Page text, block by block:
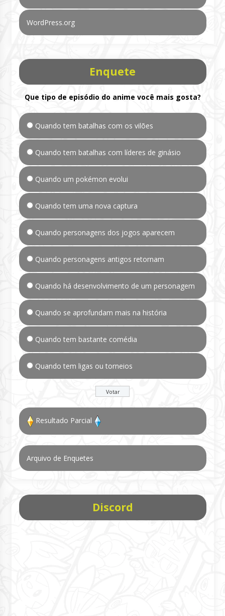
WordPress.org
Enquete
Que tipo de episódio do anime você mais gosta?
Quando tem batalhas com os vilões
Quando tem batalhas com líderes de ginásio
Quando um pokémon evolui
Quando tem uma nova captura
Quando personagens dos jogos aparecem
Quando personagens antigos retornam
Quando há desenvolvimento de um personagem
Quando se aprofundam mais na história
Quando tem bastante comédia
Quando tem ligas ou torneios
Resultado Parcial
Arquivo de Enquetes
Discord